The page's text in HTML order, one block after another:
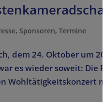
,Sponsoren,Termine
dem 24. Oktober um
es wieder soweit: Die
Wohltätigkeitskonzert